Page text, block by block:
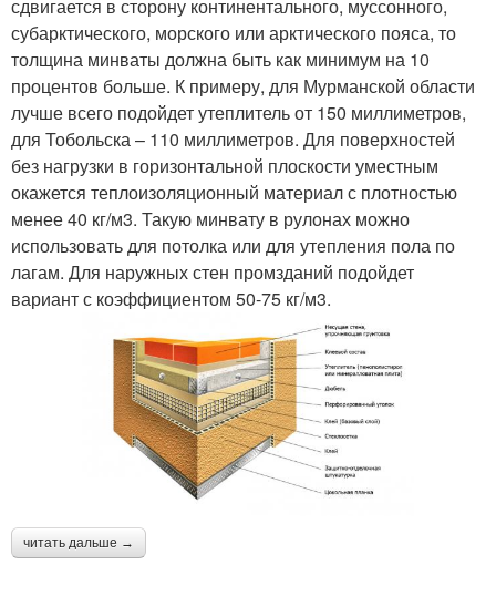
сдвигается в сторону континентального, муссонного,
субарктического, морского или арктического пояса, то
толщина минваты должна быть как минимум на 10
процентов больше. К примеру, для Мурманской области
лучше всего подойдет утеплитель от 150 миллиметров,
для Тобольска – 110 миллиметров. Для поверхностей
без нагрузки в горизонтальной плоскости уместным
окажется теплоизоляционный материал с плотностью
менее 40 кг/м3. Такую минвату в рулонах можно
использовать для потолка или для утепления пола по
лагам. Для наружных стен промзданий подойдет
вариант с коэффициентом 50-75 кг/м3.
читать дальше →